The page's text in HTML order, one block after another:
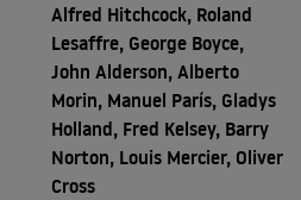
Alfred Hitchcock, Roland
Lesaffre, George Boyce,
John Alderson, Alberto
Morin, Manuel París, Gladys
Holland, Fred Kelsey, Barry
Norton, Louis Mercier, Oliver
Cross